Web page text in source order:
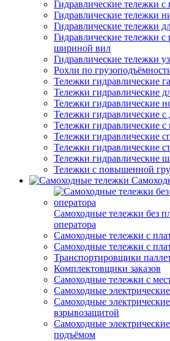
Гидравлические тележки
Гидравлические тележки
Гидравлические тележки
Гидравлические тележки
шириной вил
Гидравлические тележки
Рохли по
Тележки гидравлические
Тележки гидравлические
Тележки гидравлические
Тележки гидравлические
Тележки гидравлические
Тележки гидравлические
Тележки гидравлические
Тележки гидравлические
Тележки с повышенной
Самоходные тележки без
оператора
Самоходные тележки с
Самоходные тележки с
Транспортировщики
Комплектовщики заказов
Самоходные тележки с
Самоходные
Самоходные
взрывозащитой
Самоходные
подъёмом